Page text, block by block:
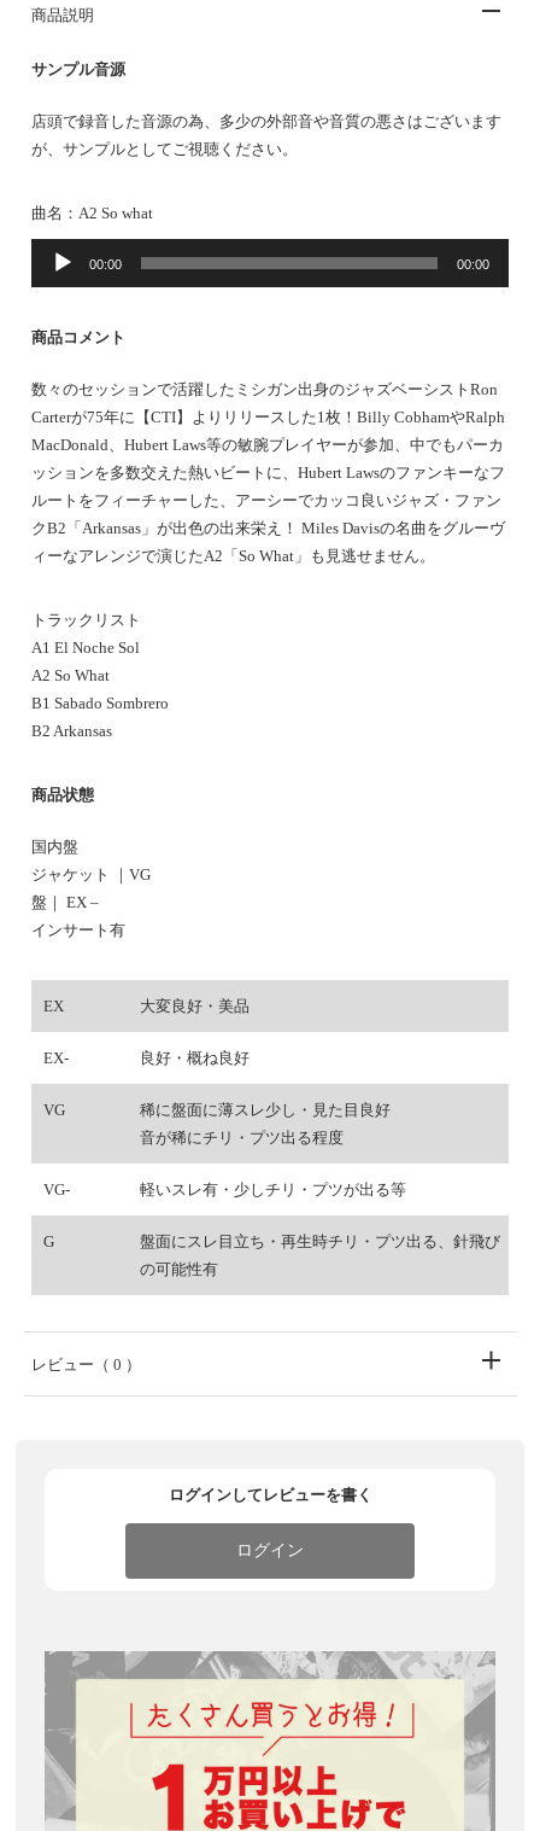
商品説明
サンプル音源
店頭で録音した音源の為、多少の外部音や音質の悪さはございます
が、サンプルとしてご視聴ください。
曲名：A2 So what
音
ー
ヤ
00:00 00:00
商品コメント
数々のセッションで活躍したミシガン出身のジャズベーシストRon
Carterが75年に【CTI】よりリリースした1枚！Billy CobhamやRalph
MacDonald、Hubert Laws等の敏腕プレイヤーが参加、中でもパーカ
ッションを多数交えた熱いビートに、Hubert Lawsのファンキーなフ
ルートをフィーチャーした、アーシーでカッコ良いジャズ・ファン
クB2「Arkansas」が出色の出来栄え！ Miles Davisの名曲をグルーヴ
ィーなアレンジで演じたA2「So What」も見逃せません。
トラックリスト
A1 El Noche Sol
A2 So What
B1 Sabado Sombrero
B2 Arkansas
商品状態
国内盤
ジャケット ｜VG
盤｜ EX –
インサート有
EX 大変良好・美品
EX- 良好・概ね良好
VG
稀に盤面に薄スレ少し・見た目良好
音が稀にチリ・プツ出る程度
VG- 軽いスレ有・少しチリ・プツが出る等
G
盤面にスレ目立ち・再生時チリ・プツ出る、針飛び
の可能性有
レビュー （ 0 ）
ログインしてレビューを書く
ログイン